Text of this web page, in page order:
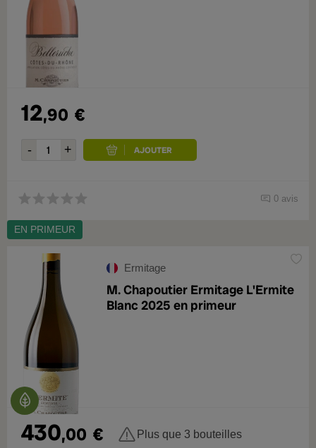
12,90 €
0 avis
EN PRIMEUR
Ermitage
M. Chapoutier Ermitage L'Ermite
Blanc 2025 en primeur
430,00 € Plus que 3 bouteilles